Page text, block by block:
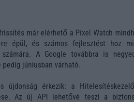
már elérhető a Pixel Watch
épül, és számos fejlesztést hoz
A Google továbbra is
júniusban várható.
újdonság érkezik: a
Az új API lehetővé teszi a